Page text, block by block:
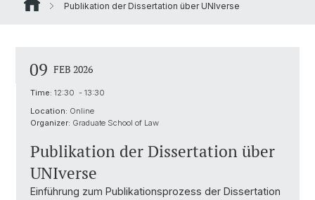
Publikation der Dissertation über UNIverse
09 FEB 2026
Time: 12:30 - 13:30
Location: Online
Organizer: Graduate School of Law
Publikation der Dissertation über
UNIverse
Einführung zum Publikationsprozess der Dissertation